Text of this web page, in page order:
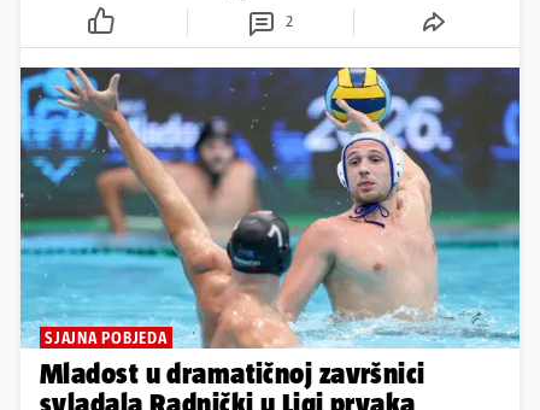
2
SJAJNA POBJEDA
Mladost u dramatičnoj završnici
svladala Radnički u Ligi prvaka